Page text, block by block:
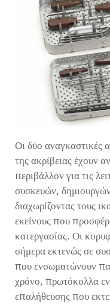
Οι δύο αναγκαστικές
της ακρίβειας έχουν
περιβάλλον για τις
συσκευών,
διαχωρίζοντας τους
εκείνους που
κατεργασίας. Οι
σήμερα εκτενώς σε
που ενσωματώνουν
χρόνο, πρωτόκολλα
επαλήθευσης που